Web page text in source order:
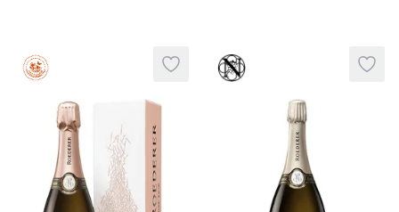
Haute Valeur Environnementale
Add to wishlist
Vinothèque
Add